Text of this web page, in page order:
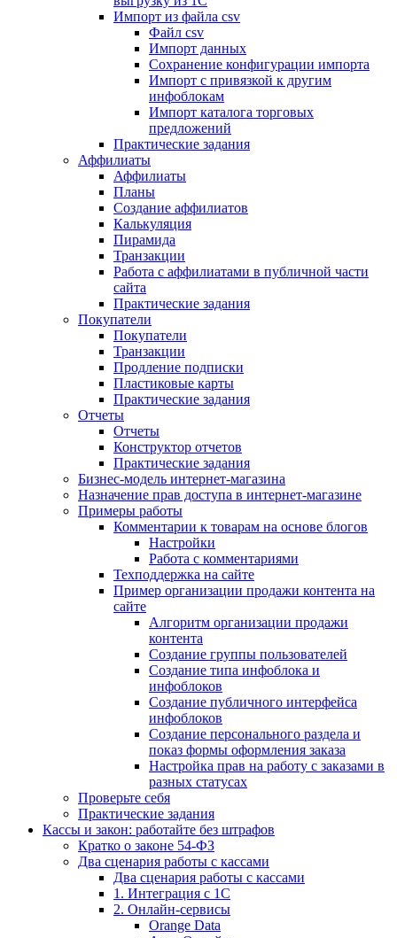
Импорт из файла csv
Файл csv
Импорт данных
Сохранение конфигурации импорта
Импорт с привязкой к другим
инфоблокам
Импорт каталога торговых
предложений
Практические задания
Аффилиаты
Аффилиаты
Планы
Создание аффилиатов
Калькуляция
Пирамида
Транзакции
Работа с аффилиатами в публичной части
сайта
Практические задания
Покупатели
Покупатели
Транзакции
Продление подписки
Пластиковые карты
Практические задания
Отчеты
Отчеты
Конструктор отчетов
Практические задания
Бизнес-модель интернет-магазина
Назначение прав доступа в интернет-магазине
Примеры работы
Комментарии к товарам на основе блогов
Настройки
Работа с комментариями
Техподдержка на сайте
Пример организации продажи контента на
сайте
Алгоритм организации продажи
контента
Создание группы пользователей
Создание типа инфоблока и
инфоблоков
Создание публичного интерфейса
инфоблоков
Создание персонального раздела и
показ формы оформления заказа
Настройка прав на работу с заказами в
разных статусах
Проверьте себя
Практические задания
Кассы и закон: работайте без штрафов
Кратко о законе 54-ФЗ
Два сценария работы с кассами
Два сценария работы с кассами
1. Интеграция с 1С
2. Онлайн-сервисы
Orange Data